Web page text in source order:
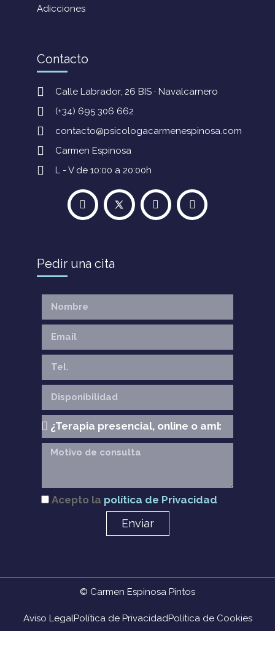
Adicciones
Contacto
Calle Labrador, 26 BIS · Navalcarnero
(+34) 695 306 662
contacto@psicologacarmenespinosa.com
Carmen Espinosa
L - V de 10:00 a 20:00h
Pedir una cita
Acepto la política de Privacidad
Enviar
© Carmen Espinosa Pintos
Aviso LegalPolítica de PrivacidadPolítica de Cookies